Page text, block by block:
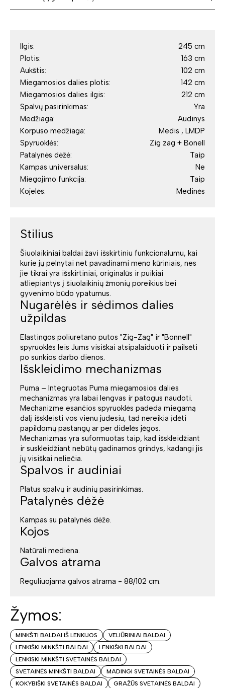
Ilgis:
245 cm
Plotis:
163 cm
Aukštis:
102 cm
Miegamosios dalies plotis:
142 cm
Miegamosios dalies ilgis:
212 cm
Spalvų pasirinkimas:
Yra
Medžiaga:
Audinys
Korpuso medžiaga:
Medis , LMDP
Spyruoklės:
Zig zag + Bonell
Patalynės dėžė:
Taip
Kampas universalus:
Ne
Miegojimo funkcija:
Taip
Kojelės:
Medinės
Stilius
Šiuolaikiniai baldai žavi išskirtiniu funkcionalumu, kai
kurie jų pelnytai net pavadinami meno kūriniais, nes
jie tikrai yra išskirtiniai, originalūs ir puikiai
atliepiantys į šiuolaikinių žmonių poreikius bei
gyvenimo būdo ypatumus.
Nugarėlės ir sėdimos dalies
užpildas
Elastingos poliuretano putos "Zig-Zag" ir "Bonnell"
spyruoklės leis Jums visiškai atsipalaiduoti ir pailsėti
po sunkios darbo dienos.
Išskleidimo mechanizmas
Puma – Integruotas Puma miegamosios dalies
mechanizmas yra labai lengvas ir patogus naudoti.
Mechanizme esančios spyruoklės padeda miegamą
dalį išskleisti vos vienu judesiu, tad nereikia įdėti
papildomų pastangų ar per didelės jėgos.
Mechanizmas yra suformuotas taip, kad išskleidžiant
ir suskleidžiant nebūtų gadinamos grindys, kadangi jis
jų visiškai neliečia.
Spalvos ir audiniai
Platus spalvų ir audinių pasirinkimas.
Patalynės dėžė
Kampas su patalynės dėže.
Kojos
Natūrali mediena.
Galvos atrama
Reguliuojama galvos atrama - 88/102 cm.
Žymos:
MINKŠTI BALDAI IŠ LENKIJOS
VELIŪRINIAI BALDAI
LENKIŠKI MINKŠTI BALDAI
LENKIŠKI BALDAI
LENKISKI MINKŠTI SVETAINĖS BALDAI
SVETAINĖS MINKŠTI BALDAI
MADINGI SVETAINĖS BALDAI
KOKYBIŠKI SVETAINĖS BALDAI
GRAŽŪS SVETAINĖS BALDAI